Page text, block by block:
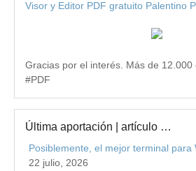
Visor y Editor PDF gratuito Palentino
Gracias por el interés. Más de 12.000
#PDF
Última aportación | artículo …
Posiblemente, el mejor terminal para
22 julio, 2026